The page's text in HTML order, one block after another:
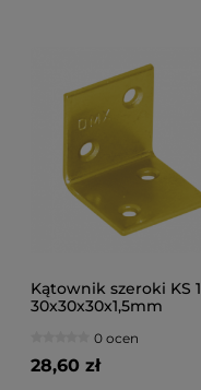
Kątownik szeroki KS 1
30x30x30x1,5mm
0 ocen
28,60 zł